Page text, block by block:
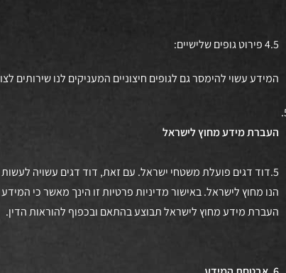
4.5 פירוט גופים שלישיים:
המידע עשוי להימסר גם לגופים חיצוניים המעניקים לנו שירותים
העברת מידע מחוץ לישראל
5.דוד דגים פועלת משטחי ישראל. עם זאת, דוד דגים עשויה
הנו מחוץ לישראל. באישור מדיניות פרטיות זו הינך מאשר כי
העברת מידע מחוץ לישראל תבוצע בהתאם ובכפוף להוראות הדין.